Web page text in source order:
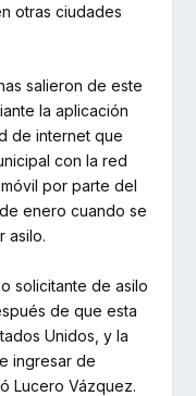
otras ciudades
salieron de este
la aplicación
de internet que
con la red
por parte del
enero cuando se
asilo.
solicitante de asilo
de que esta
Unidos, y la
ingresar de
Lucero Vázquez.